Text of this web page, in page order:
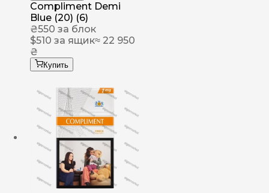
Compliment Demi
Blue (20) (6)
₴550 за блок
$510 за ящик≈ 22 950
₴
Купить